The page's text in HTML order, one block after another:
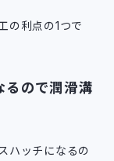
の利点の1つで
るので潤滑溝
ハッチになるの